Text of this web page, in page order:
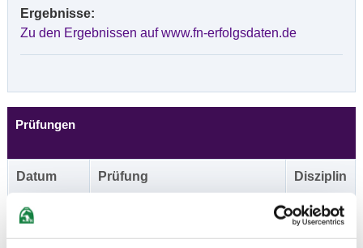
Ergebnisse:
Zu den Ergebnissen auf www.fn-erfolgsdaten.de
Prüfungen
Datum Prüfung Disziplin
07.06.2026
(n)
Kandare
DRE